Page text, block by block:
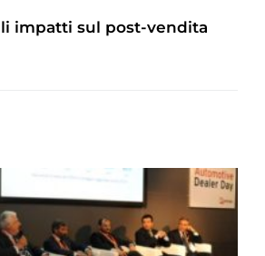
impatti sul post-vendita